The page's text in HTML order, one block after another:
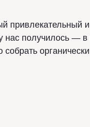
получилось —